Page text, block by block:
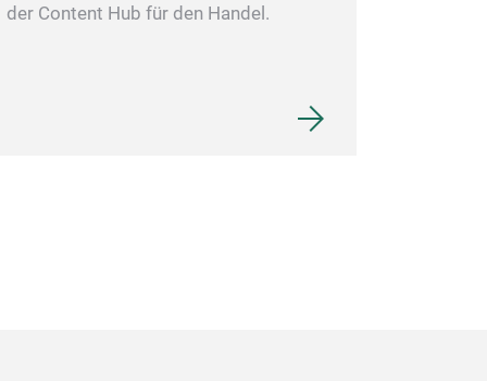
der Content Hub für den Handel.